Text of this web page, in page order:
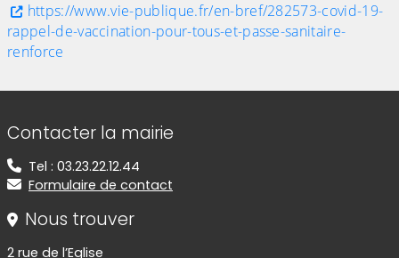
https://www.vie-publique.fr/en-bref/282573-covid-19-
rappel-de-vaccination-pour-tous-et-passe-sanitaire-
renforce
Informations de contact
Contacter la mairie
Tel : 03.23.22.12.44
Formulaire de contact
Nous trouver
2 rue de l’Eglise